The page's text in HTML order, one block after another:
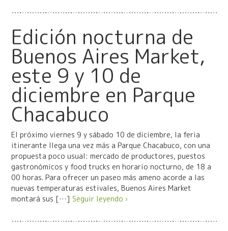
Edición nocturna de
Buenos Aires Market,
este 9 y 10 de
diciembre en Parque
Chacabuco
El próximo viernes 9 y sábado 10 de diciembre, la feria
itinerante llega una vez más a Parque Chacabuco, con una
propuesta poco usual: mercado de productores, puestos
gastronómicos y food trucks en horario nocturno, de 18 a
00 horas. Para ofrecer un paseo más ameno acorde a las
nuevas temperaturas estivales, Buenos Aires Market
montará sus […] Seguir leyendo ›